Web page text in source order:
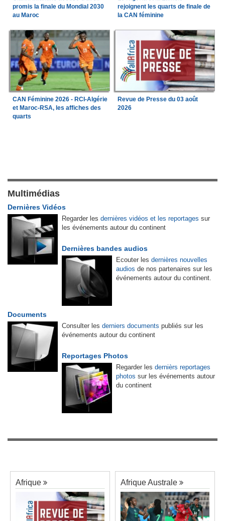
promis la finale du Mondial 2030
au Maroc
rejoignent les quarts de finale de
la CAN féminine
CAN Féminine 2026 - RCI-Algérie
et Maroc-RSA, les affiches des
quarts
Revue de Presse du 03 août
2026
Multimédias
Dernières Vidéos
Regarder les dernières vidéos et les reportages sur
les événements autour du continent
Dernières bandes audios
Ecouter les dernières nouvelles
audios de nos partenaires sur les
événements autour du continent.
Documents
Consulter les derniers documents publiés sur les
événements autour du continent
Reportages Photos
Regarder les dernièrs reportages
photos sur les événements autour
du continent
Afrique Afrique Australe